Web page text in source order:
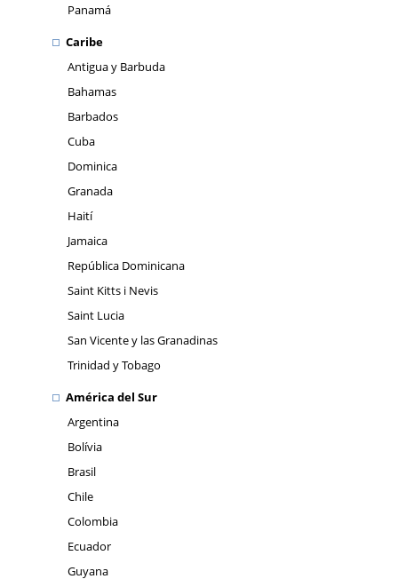
Panamá
Caribe
Antigua y Barbuda
Bahamas
Barbados
Cuba
Dominica
Granada
Haití
Jamaica
República Dominicana
Saint Kitts i Nevis
Saint Lucia
San Vicente y las Granadinas
Trinidad y Tobago
América del Sur
Argentina
Bolívia
Brasil
Chile
Colombia
Ecuador
Guyana